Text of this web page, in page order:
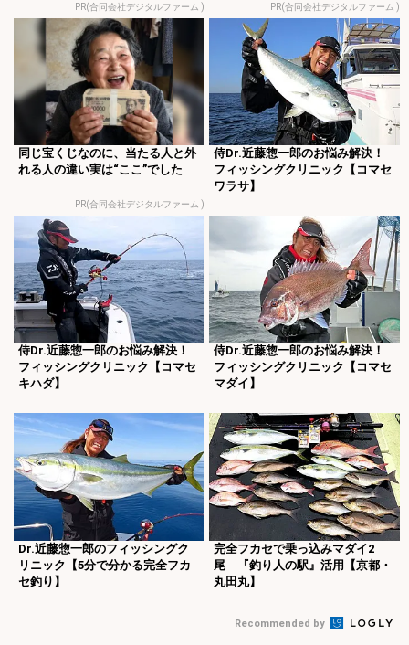
PR(合同会社デジタルファーム ) PR(合同会社デジタルファーム )
同じ宝くじなのに、当たる人と外
れる人の違い実は“ここ”でした
PR(合同会社デジタルファーム )
侍Dr.近藤惣一郎のお悩み解決！
フィッシングクリニック【コマセ
ワラサ】
侍Dr.近藤惣一郎のお悩み解決！
フィッシングクリニック【コマセ
キハダ】
侍Dr.近藤惣一郎のお悩み解決！
フィッシングクリニック【コマセ
マダイ】
Dr.近藤惣一郎のフィッシングク
リニック【5分で分かる完全フカ
セ釣り】
完全フカセで乗っ込みマダイ2
尾 『釣り人の駅』活用【京都・
丸田丸】
Recommended by